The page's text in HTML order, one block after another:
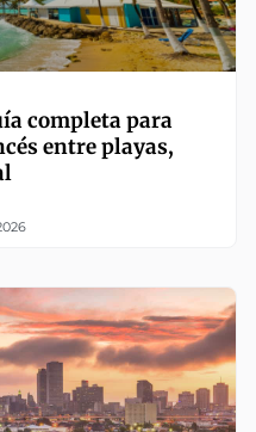
completa para
entre playas,